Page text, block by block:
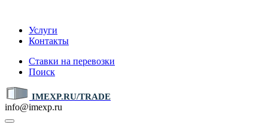
Услуги
Контакты
Ставки на перевозки
Поиск
IMEXP.RU/TRADE
info@imexp.ru